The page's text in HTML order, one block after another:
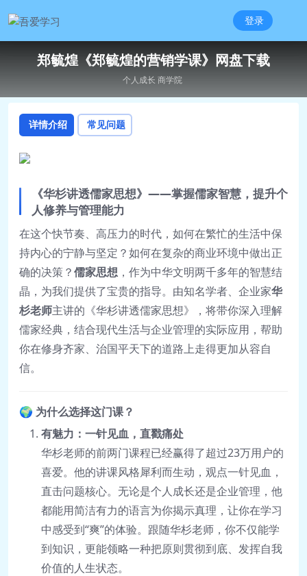
登录
郑毓煌《郑毓煌的营销学课》网盘下载
个人成长 商学院
详情介绍 常见问题
《华杉讲透儒家思想》——掌握儒家智慧，提升个
人修养与管理能力
在这个快节奏、高压力的时代，如何在繁忙的生活中保
持内心的宁静与坚定？如何在复杂的商业环境中做出正
确的决策？儒家思想 ，作为中华文明两千多年的智慧结
晶，为我们提供了宝贵的指导。由知名学者、企业家华
杉老师主讲的《华杉讲透儒家思想》，将带你深入理解
儒家经典，结合现代生活与企业管理的实际应用，帮助
你在修身齐家、治国平天下的道路上走得更加从容自
信。
🌍 为什么选择这门课？
有魅力：一针见血，直戳痛处
华杉老师的前两门课程已经赢得了超过23万用户的
喜爱。他的讲课风格犀利而生动，观点一针见血，
直击问题核心。无论是个人成长还是企业管理，他
都能用简洁有力的语言为你揭示真理，让你在学习
中感受到“爽”的体验。跟随华杉老师，你不仅能学
到知识，更能领略一种把原则贯彻到底、发挥自我
价值的人生状态。